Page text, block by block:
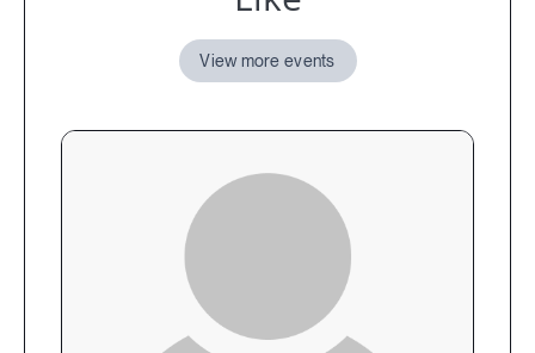
View more events